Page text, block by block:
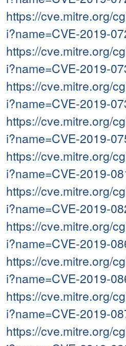
https://cve.mitre.org/
i?name=CVE-2019-
https://cve.mitre.org/
i?name=CVE-2019-
https://cve.mitre.org/
i?name=CVE-2019-
https://cve.mitre.org/
i?name=CVE-2019-
https://cve.mitre.org/
i?name=CVE-2019-
https://cve.mitre.org/
i?name=CVE-2019-
https://cve.mitre.org/
i?name=CVE-2019-
https://cve.mitre.org/
i?name=CVE-2019-
https://cve.mitre.org/
i?name=CVE-2019-
https://cve.mitre.org/